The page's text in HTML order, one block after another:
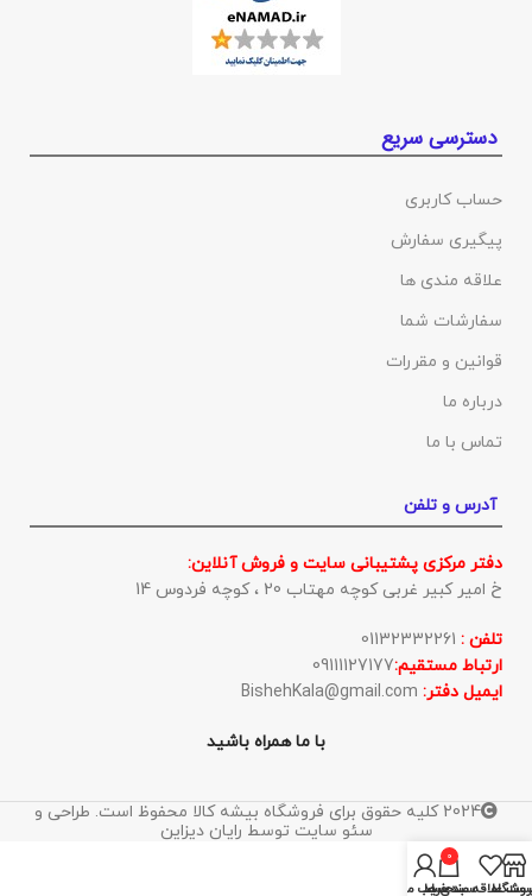
دسترسی سریع
حساب کاربری
پیگیری سفارش
علاقه مندی ها
سفارشات شما
قوانین و مقررات
درباره ما
تماس با ما
آدرس و تلفن
دفتر مرکزی پشتیبانی سایت و فروش آنلاین:
خ امیر کبیر غربی کوچه مهتاب 20 ، کوچه فردوس 14
تلفن :
ارتباط مستقیم:09111127177
ایمیل دفتر:
با ما همراه باشید
2024 کلیه حقوق برای فروشگاه بیشه کالا محفوظ است. طراحی و
سئو سایت توسط رایان دیزاین
علاقه مندی ها
0
سبد خرید
حساب من